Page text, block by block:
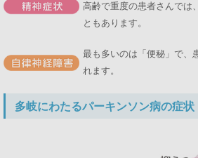
高齢で重度の患者さんでは
ともあります。
最も多いのは「便秘」で、
れます。
多岐にわたるパーキンソン病の症状